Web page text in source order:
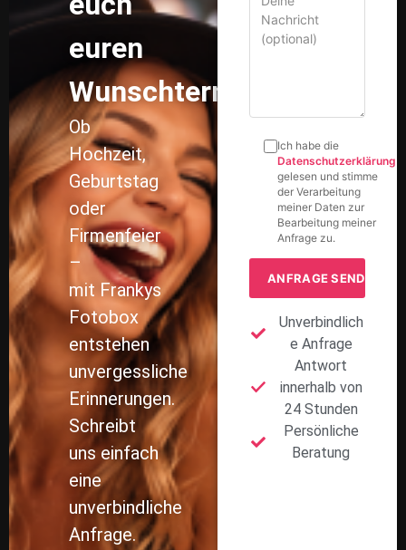
Firmenfeier
–
mit Frankys
Fotobox
entstehen
unvergessliche
Erinnerungen.
Schreibt
uns einfach
eine
unverbindliche
Anfrage.
Wir prüfen
euren
Wunschtermin
und melden
uns in der
Regel
innerhalb
von 24
Anfrage zu.
e Anfrage
Antwort
innerhalb von
24 Stunden
Persönliche
Beratung